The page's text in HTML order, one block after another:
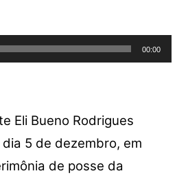
y
Li
e
00:00
Eli Bueno Rodrigues
5 de dezembro, em
de posse da